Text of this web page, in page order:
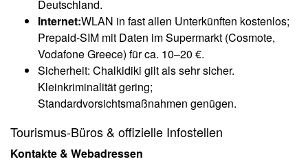
Deutschland.
Internet:WLAN in fast allen Unterkünften kostenlos;
Prepaid-SIM mit Daten im Supermarkt (Cosmote,
Vodafone Greece) für ca. 10–20 €.
Sicherheit: Chalkidiki gilt als sehr sicher.
Kleinkriminalität gering;
Standardvorsichtsmaßnahmen genügen.
Tourismus-Büros & offizielle Infostellen
Kontakte & Webadressen